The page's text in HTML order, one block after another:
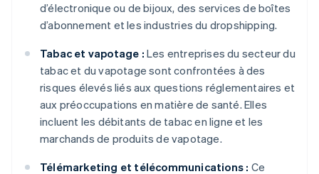
d’électronique ou de bijoux, des services de boîtes
d’abonnement et les industries du dropshipping.
Tabac et vapotage : Les entreprises du secteur du
tabac et du vapotage sont confrontées à des
risques élevés liés aux questions réglementaires et
aux préoccupations en matière de santé. Elles
incluent les débitants de tabac en ligne et les
marchands de produits de vapotage.
Télémarketing et télécommunications : Ce